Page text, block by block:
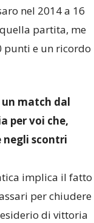
nel 2014 a 16
partita, me
punti e un ricordo
match dal
per voi che,
scontri
implica il fatto
per chiudere
di vittoria